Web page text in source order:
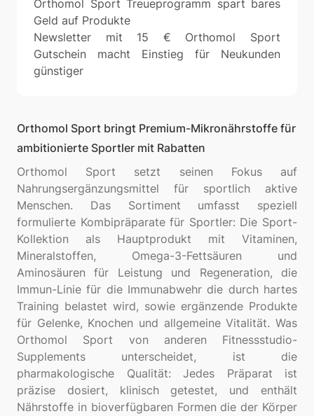
Orthomol Sport Treueprogramm spart bares
Geld auf Produkte
Newsletter mit 15 € Orthomol Sport
Gutschein macht Einstieg für Neukunden
günstiger
Orthomol Sport bringt Premium-Mikronährstoffe für
ambitionierte Sportler mit Rabatten
Orthomol Sport setzt seinen Fokus auf
Nahrungsergänzungsmittel für sportlich aktive
Menschen. Das Sortiment umfasst speziell
formulierte Kombipräparate für Sportler: Die Sport-
Kollektion als Hauptprodukt mit Vitaminen,
Mineralstoffen, Omega-3-Fettsäuren und
Aminosäuren für Leistung und Regeneration, die
Immun-Linie für die Immunabwehr die durch hartes
Training belastet wird, sowie ergänzende Produkte
für Gelenke, Knochen und allgemeine Vitalität. Was
Orthomol Sport von anderen Fitnessstudio-
Supplements unterscheidet, ist die
pharmakologische Qualität: Jedes Präparat ist
präzise dosiert, klinisch getestet, und enthält
Nährstoffe in bioverfügbaren Formen die der Körper